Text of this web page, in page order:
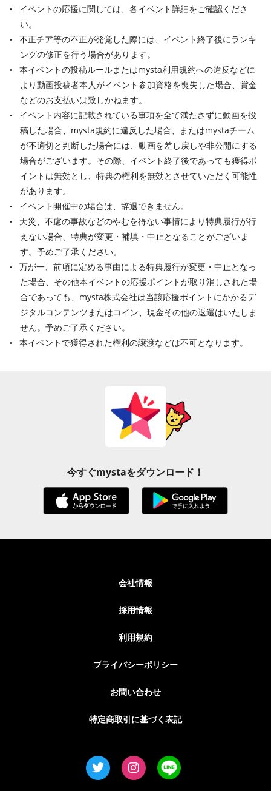
イベントの応援に関しては、各イベント詳細をご確認くださ
い。
不正チア等の不正が発覚した際には、イベント終了後にランキ
ングの修正を行う場合があります。
本イベントの投稿ルールまたはmysta利用規約への違反などに
より動画投稿者本人がイベント参加資格を喪失した場合、賞金
などのお支払いは致しかねます。
イベント内容に記載されている事項を全て満たさずに動画を投
稿した場合、mysta規約に違反した場合、またはmystaチーム
が不適切と判断した場合には、動画を差し戻しや非公開にする
場合がございます。その際、イベント終了後であっても獲得ポ
イントは無効とし、特典の権利を無効とさせていただく可能性
があります。
イベント開催中の場合は、辞退できません。
天災、不慮の事故などのやむを得ない事情により特典履行が行
えない場合、特典が変更・補填・中止となることがございま
す。予めご了承ください。
万が一、前項に定める事由による特典履行が変更・中止となっ
た場合、その他本イベントの応援ポイントが取り消しされた場
合であっても、mysta株式会社は当該応援ポイントにかかるデ
ジタルコンテンツまたはコイン、現金その他の返還はいたしま
せん。予めご了承ください。
本イベントで獲得された権利の譲渡などは不可となります。
今すぐmystaをダウンロード！
会社情報
採用情報
利用規約
プライバシーポリシー
お問い合わせ
特定商取引に基づく表記